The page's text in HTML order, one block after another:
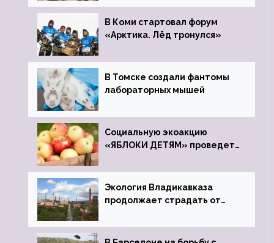
зоопарк
В Коми стартовал форум
«Арктика. Лёд тронулся»
В Томске создали фантомы
лабораторных мышей
Социальную экоакцию
«ЯБЛОКИ ДЕТЯМ» проведет
Экология Владикавказа
продолжает страдать от